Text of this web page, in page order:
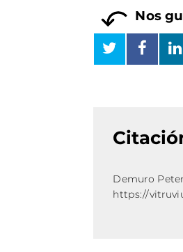
Nos
Demuro
https://